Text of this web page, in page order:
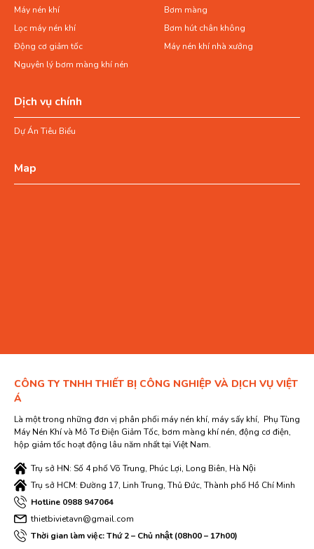
Máy nén khí
Bơm màng
Lọc máy nén khí
Bơm hút chân không
Động cơ giảm tốc
Máy nén khí nhà xưởng
Nguyên lý bơm màng khí nén
Dịch vụ chính
Dự Án Tiêu Biểu
Map
CÔNG TY TNHH THIẾT BỊ CÔNG NGHIỆP VÀ DỊCH VỤ VIỆT
Á
Là một trong những đơn vị phân phối máy nén khí, máy sấy khí, Phụ Tùng
Máy Nén Khí và Mô Tơ Điện Giảm Tốc, bơm màng khí nén, động cơ điện,
hộp giảm tốc hoạt động lâu năm nhất tại Việt Nam.
Trụ sở HN: Số 4 phố Võ Trung, Phúc Lợi, Long Biên, Hà Nội
Trụ sở HCM: Đường 17, Linh Trung, Thủ Đức, Thành phố Hồ Chí Minh
Hotline 0988 947064
thietbivietavn@gmail.com
Thời gian làm việc: Thứ 2 – Chủ nhật (08h00 – 17h00)